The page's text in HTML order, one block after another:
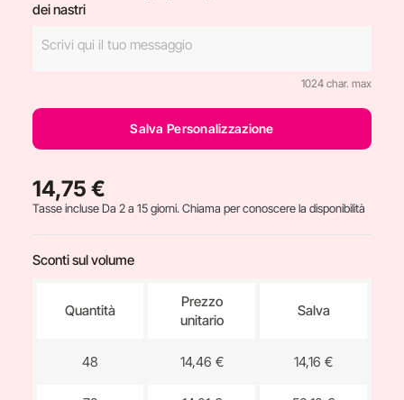
dei nastri
1024 char. max
Salva Personalizzazione
14,75 €
Tasse incluseDa 2 a 15 giorni. Chiama per conoscere la disponibilità
Sconti sul volume
Quantità
Prezzo
unitario
Salva
48 14,46 € 14,16 €